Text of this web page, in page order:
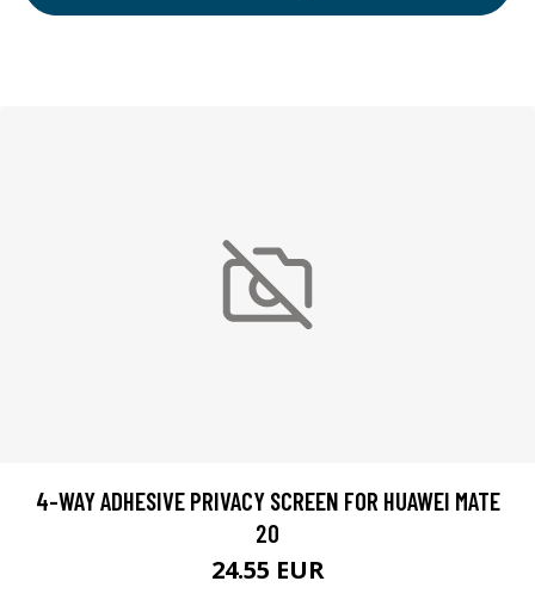
4-WAY ADHESIVE PRIVACY SCREEN FOR HUAWEI MATE
20
24.55 EUR